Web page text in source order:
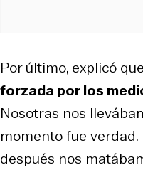
Por último, explicó
forzada por los
Nosotras nos
momento fue
después nos